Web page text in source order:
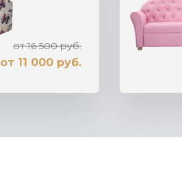
от 16 500 руб.
от 11 000 руб.